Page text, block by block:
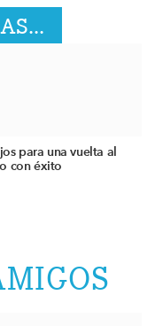
para una vuelta al
con éxito